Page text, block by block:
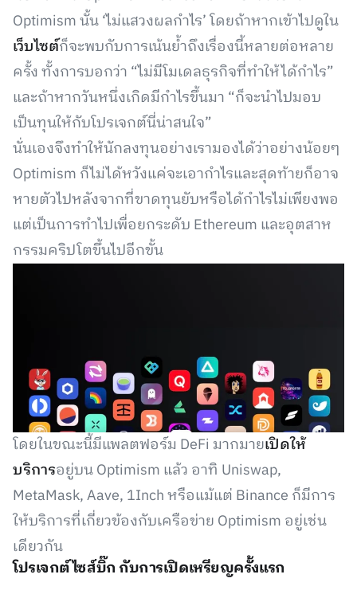
Optimism นั้น ‘ไม่แสวงผลกำไร’ โดยถ้าหากเข้าไปดูใน
เว็บไซต์ก็จะพบกับการเน้นย้ำถึงเรื่องนี้หลายต่อหลาย
ครั้ง ทั้งการบอกว่า “ไม่มีโมเดลธุรกิจที่ทำให้ได้กำไร”
และถ้าหากวันหนึ่งเกิดมีกำไรขึ้นมา “ก็จะนำไปมอบ
เป็นทุนให้กับโปรเจกต์นี่น่าสนใจ”
นั่นเองจึงทำให้นักลงทุนอย่างเรามองได้ว่าอย่างน้อยๆ
Optimism ก็ไม่ได้หวังแค่จะเอากำไรและสุดท้ายก็อาจ
หายตัวไปหลังจากที่ขาดทุนยับหรือได้กำไรไม่เพียงพอ
แต่เป็นการทำไปเพื่อยกระดับ Ethereum และอุตสาห
กรรมคริปโตขึ้นไปอีกขั้น
โดยในขณะนี้มีแพลตฟอร์ม DeFi มากมายเปิดให้
บริการอยู่บน Optimism แล้ว อาทิ Uniswap,
MetaMask, Aave, 1Inch หรือแม้แต่ Binance ก็มีการ
ให้บริการที่เกี่ยวข้องกับเครือข่าย Optimism อยู่เช่น
เดียวกัน
โปรเจกต์ไซส์บิ๊ก กับการเปิดเหรียญครั้งแรก